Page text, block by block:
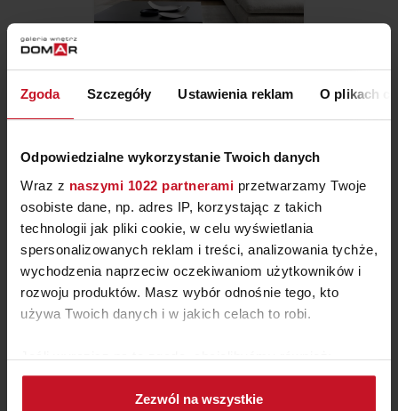
Zgoda Szczegóły Ustawienia reklam O plikach
Odpowiedzialne wykorzystanie Twoich danych
Wraz z naszymi 1022 partnerami przetwarzamy Twoje
osobiste dane, np. adres IP, korzystając z takich
technologii jak pliki cookie, w celu wyświetlania
spersonalizowanych reklam i treści, analizowania tychże,
wychodzenia naprzeciw oczekiwaniom użytkowników i
rozwoju produktów. Masz wybór odnośnie tego, kto
używa Twoich danych i w jakich celach to robi.
Jeśli wyrazisz na to zgodę, chcielibyśmy również:
Gromadzić dane dotyczące Twojej lokalizacji
geograficznej z dokładnością nawet do kilku metrów
Zezwól na wszystkie
NAROŻNIK GEMMA
ZAPYTAJ O CENĘ W SALONIE